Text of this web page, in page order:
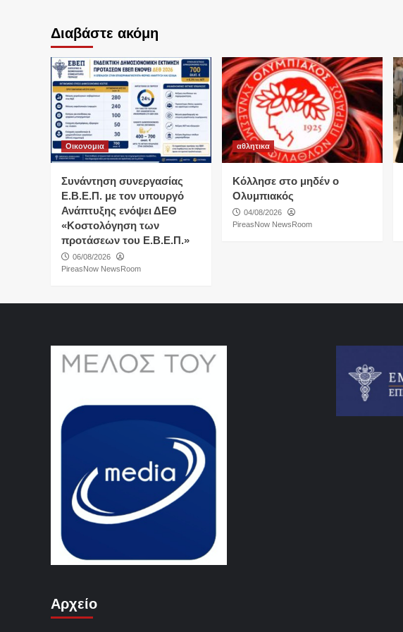
Διαβάστε ακόμη
Οικονομια
Συνάντηση συνεργασίας
Ε.Β.Ε.Π. με τον υπουργό
Ανάπτυξης ενόψει ΔΕΘ
«Κοστολόγηση των
προτάσεων του Ε.Β.Ε.Π.»
06/08/2026
PireasNow NewsRoom
αθλητικα
Κόλλησε στο μηδέν ο
Ολυμπιακός
04/08/2026
PireasNow NewsRoom
Αρχείο